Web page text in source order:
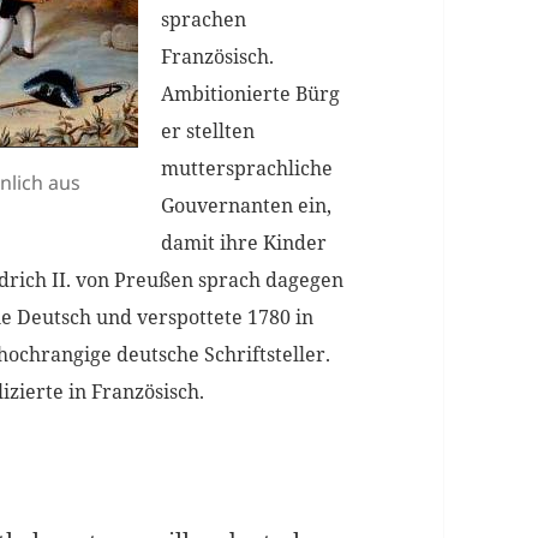
aus
sprachen
Französisch.
AmbitionierteBürg
er stellten
muttersprachliche
Gouvernanten ein,
damit ihre Kinder
II. von Preußen sprach dagegen
Deutsch und verspottete 1780 in
deutsche Schriftsteller.
in Französisch.